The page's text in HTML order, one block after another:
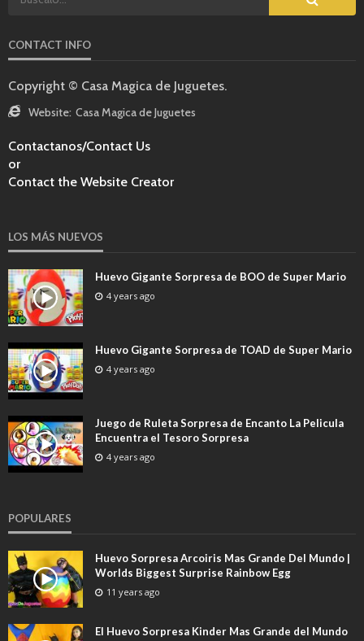
CONTACT INFO
Copyright © Casa Magica de Juguetes.
Website: Casa Magica de Juguetes
Contactanos/Contact Us
or
Contact the Website Creator
LOS MÁS NUEVOS
Huevo Gigante Sorpresa de BOO de Super Mario
4 years ago
Huevo Gigante Sorpresa de TOAD de Super Mario
4 years ago
Juego de Ruleta Sorpresa de Encanto La Pelicula
Encuentra el Tesoro Sorpresa
4 years ago
POPULARES
Huevo Sorpresa Arcoiris Mas Grande Del Mundo |
Worlds Biggest Surprise Rainbow Egg
11 years ago
El Huevo Sorpresa Kinder Mas Grande del Mundo